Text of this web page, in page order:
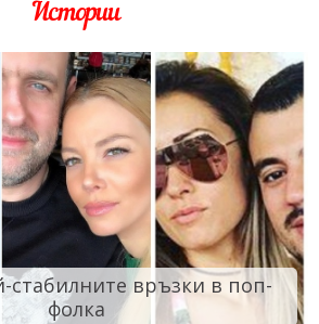
Истории
стабилните връзки в поп-
фолка